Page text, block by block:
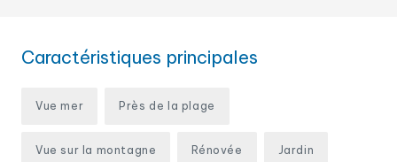
Caractéristiques principales
Vue mer Près de la plage
Vue sur la montagne Rénovée Jardin